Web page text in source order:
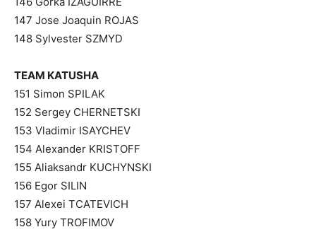
147 Jose Joaquin ROJAS
148 Sylvester SZMYD
TEAM KATUSHA
151 Simon SPILAK
152 Sergey CHERNETSKI
153 Vladimir ISAYCHEV
154 Alexander KRISTOFF
155 Aliaksandr KUCHYNSKI
156 Egor SILIN
157 Alexei TCATEVICH
158 Yury TROFIMOV